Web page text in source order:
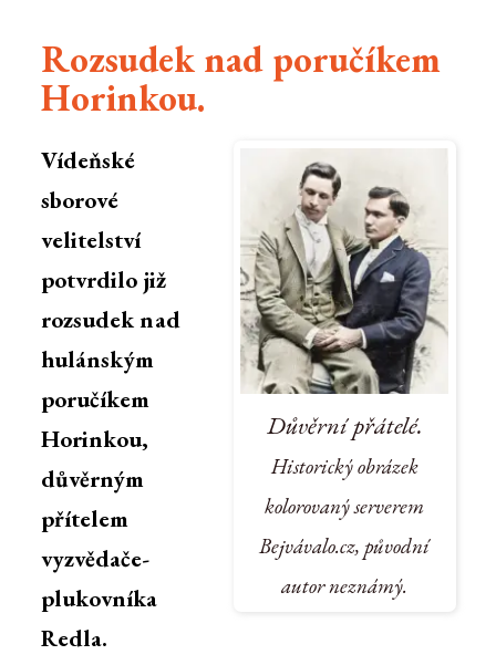
Rozsudek nad poručíkem
Horinkou.
Důvěrní přátelé.
Historický obrázek
kolorovaný serverem
Bejvávalo.cz, původní
autor neznámý.
Vídeňské
sborové
velitelství
potvrdilo již
rozsudek nad
hulánským
poručíkem
Horinkou,
důvěrným
přítelem
vyzvědače-
plukovníka
Redla.